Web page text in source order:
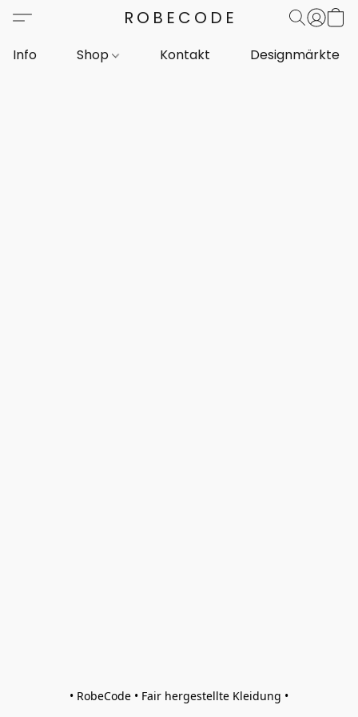
ROBECODE
Info Shop Kontakt Designmärkte
• RobeCode • Fair hergestellte Kleidung •